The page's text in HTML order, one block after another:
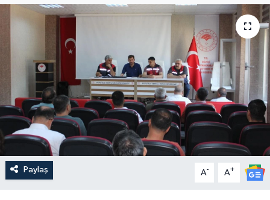
Paylaş A- A+